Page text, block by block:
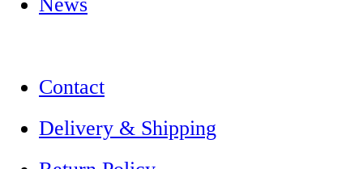
Contact
Delivery & Shipping